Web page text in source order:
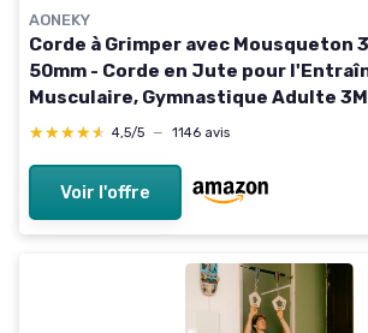
AONEKY
Corde à Grimper avec Mousqueton
50mm - Corde en Jute pour
Musculaire, Gymnastique Adulte
5,5M/6M/ 7,5M/9M 40mm 3M
★★★★★
★★★★★ 4,5/5 — 1146 avis
Voir l'offre